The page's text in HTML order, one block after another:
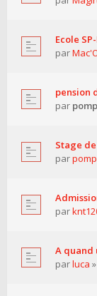
Ecole
par
pension
par
Stage
par
par
A quand
parluca